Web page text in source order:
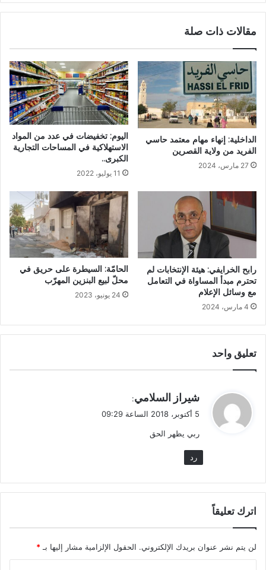
مقالات ذات صلة
الداخلية: إنهاء مهام معتمد حاسي
الفريد من ولاية القصرين
27 مارس، 2024
اليوم: تخفيضات في عدد من المواد
الاستهلاكية في المساحات التجارية
الكبرى..
11 يوليو، 2022
رابح الخرايفي: هيئة الإنتخابات لم
تحترم مبدأ المساواة في التعامل
مع وسائل الإعلام
4 مارس، 2024
الحامّة: السيطرة على حريق في
محلّ لبيع البنزين المهرّب
24 يونيو، 2023
تعليق واحد
ي
ل
شيراز السلامي:
5 أكتوبر، 2018 الساعة 09:29
ربي يظهر الحق
رد
اترك تعليقاً
لن يتم نشر عنوان بريدك الإلكتروني. الحقول الإلزامية مشار إليها بـ *